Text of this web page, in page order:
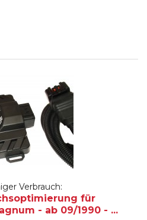
Verbrauch:
für
- ab 09/1990 - ...